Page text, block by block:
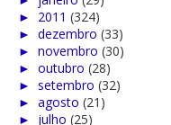
► 2011 (324)
► dezembro (33)
► novembro (30)
► outubro (28)
► setembro (32)
► agosto (21)
► julho (25)